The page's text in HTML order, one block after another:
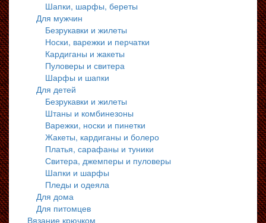
Шапки, шарфы, береты
Для мужчин
Безрукавки и жилеты
Носки, варежки и перчатки
Кардиганы и жакеты
Пуловеры и свитера
Шарфы и шапки
Для детей
Безрукавки и жилеты
Штаны и комбинезоны
Варежки, носки и пинетки
Жакеты, кардиганы и болеро
Платья, сарафаны и туники
Свитера, джемперы и пуловеры
Шапки и шарфы
Пледы и одеяла
Для дома
Для питомцев
Вязание крючком